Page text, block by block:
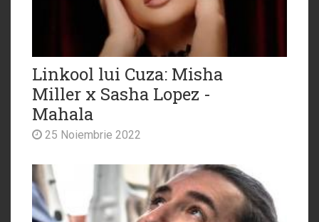
Linkool lui Cuza: Misha
Miller x Sasha Lopez -
Mahala
25 Noiembrie 2022